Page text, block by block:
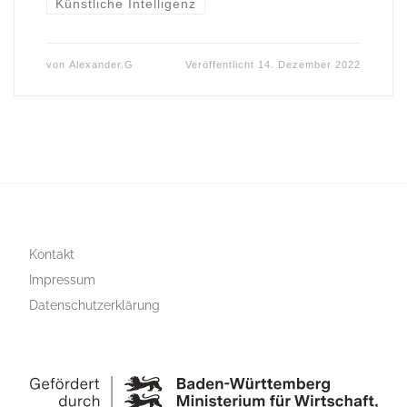
Künstliche Intelligenz
von Alexander.G Veröffentlicht 14. Dezember 2022
Kontakt
Impressum
Datenschutzerklärung